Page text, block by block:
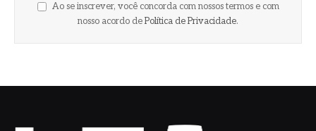
Ao se inscrever, você concorda com nossos termos e com
nosso acordo de Política de Privacidade.